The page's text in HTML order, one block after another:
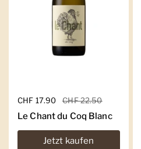
Regulärer Preis
CHF 17.90 Sale-Preis
CHF 22.50
Le Chant du Coq Blanc
Jetzt kaufen